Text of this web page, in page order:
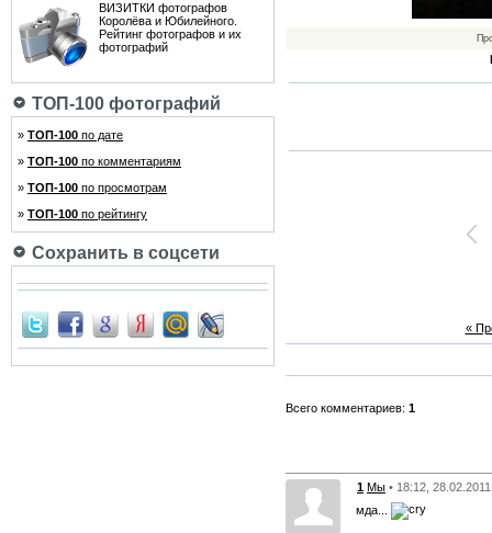
ВИЗИТКИ фотографов
Королёва и Юбилейного.
Рейтинг фотографов и их
фотографий
ТОП-100 фотографий
» ТОП-100 по дате
» ТОП-100 по комментариям
» ТОП-100 по просмотрам
» ТОП-100 по рейтингу
Сохранить в соцсети
«
Всего комментариев: 1
1 Мы • 18:12, 28.02.2011
мда...